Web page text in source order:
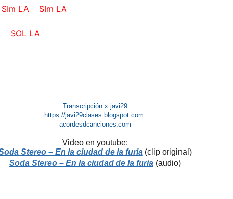
SIm LA SIm LA
LA
———————————————————————-
Transcripción x javi29
https://javi29clases.blogspot.com
acordesdcanciones.com
———————————————————————–
Video en youtube:
Stereo – En la ciudad de la furia (clip original)
Soda Stereo – En la ciudad de la furia (audio)